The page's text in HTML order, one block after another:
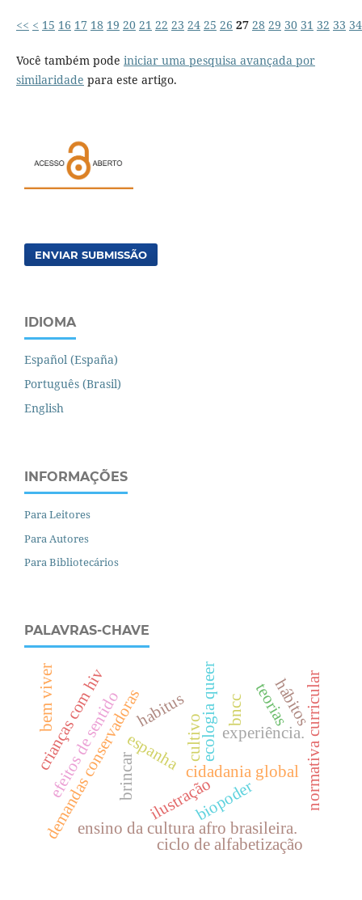
<< < 15 16 17 18 19 20 21 22 23 24 25 26 27 28 29 30 31 32 33 34
Você também pode iniciar uma pesquisa avançada por
similaridade para este artigo.
ENVIAR SUBMISSÃO
IDIOMA
Español (España)
Português (Brasil)
English
INFORMAÇÕES
Para Leitores
Para Autores
Para Bibliotecários
PALAVRAS-CHAVE
bncc
ecologia queer
espanha cidadania global
demandas conservadoras
efeitos de sentido experiência.
ensino da cultura afro brasileira.
biopoder
crianças com hiv habitus teorias normativa curricular
cultivo
brincar ilustração
ciclo de alfabetização
hábitos
bem viver